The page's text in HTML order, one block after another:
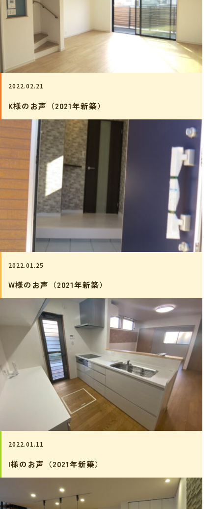
2022.02.21
K様のお声（2021年新築）
2022.01.25
W様のお声（2021年新築）
2022.01.11
I様のお声（2021年新築）